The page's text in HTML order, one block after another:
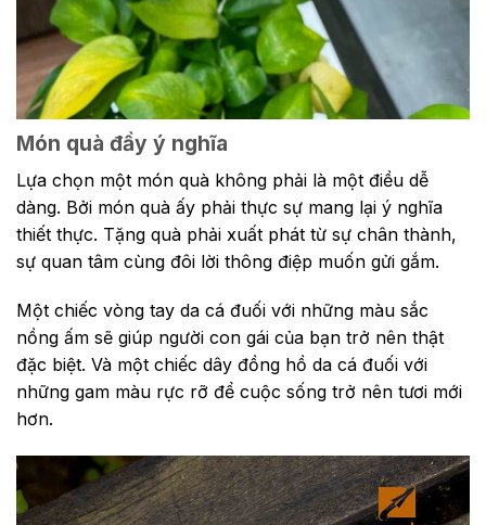
vong tay da ca duoi charm LV zenio do
Món quà đầy ý nghĩa
Lựa chọn một món quà không phải là một điều dễ
dàng. Bởi món quà ấy phải thực sự mang lại ý nghĩa
thiết thực. Tặng quà phải xuất phát từ sự chân thành,
sự quan tâm cùng đôi lời thông điệp muốn gửi gắm.
Một chiếc vòng tay da cá đuối với những màu sắc
nồng ấm sẽ giúp người con gái của bạn trở nên thật
đặc biệt. Và một chiếc dây đồng hồ da cá đuối với
những gam màu rực rỡ để cuộc sống trở nên tươi mới
hơn.